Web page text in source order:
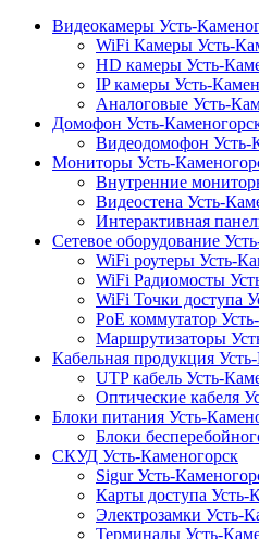
Видеокамеры Усть-
WiFi Камеры Усть-
HD камеры Усть-
IP камеры Усть-
Аналоговые Усть-
Домофон Усть-
Видеодомофон Усть-
Мониторы Усть-
Внутренние
Видеостена Усть-
Интерактивная
Сетевое оборудование
WiFi роутеры Усть-
WiFi Радиомосты
WiFi Точки доступа
PoE коммутатор
Маршрутизаторы
Кабельная продукция
UTP кабель Усть-
Оптические кабеля
Блоки питания Усть-
Блоки
СКУД Усть-Каменогорск
Sigur Усть-
Карты доступа Усть-
Электрозамки Усть-
Терминалы Усть-